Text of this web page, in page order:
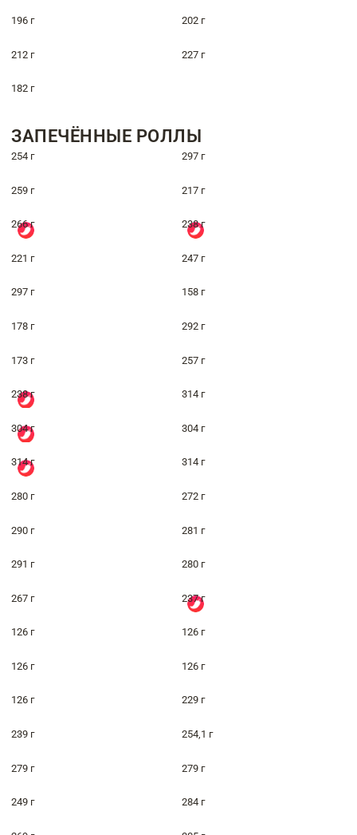
196 г 202 г
212 г 227 г
182 г
ЗАПЕЧЁННЫЕ РОЛЛЫ
254 г 297 г
259 г 217 г
266 г 238 г
221 г 247 г
297 г 158 г
178 г 292 г
173 г 257 г
238 г 314 г
304 г 304 г
314 г 314 г
280 г 272 г
290 г 281 г
291 г 280 г
267 г 237 г
126 г 126 г
126 г 126 г
126 г 229 г
239 г 254,1 г
279 г 279 г
249 г 284 г